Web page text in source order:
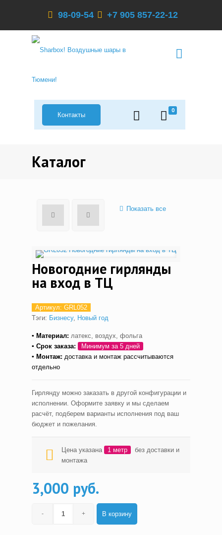
98-09-54 +7 905 857-22-12
0
Контакты
Каталог
Показать все
Новогодние гирлянды
на вход в ТЦ
Артикул: GRL052
Тэги: Бизнесу, Новый год
▪ Материал: латекс, воздух, фольга
▪ Срок заказа:
Минимум за 5 дней
▪ Монтаж: доставка и монтаж рассчитываются
отдельно
Гирлянду можно заказать в другой конфигурации и
исполнении. Оформите заявку и мы сделаем
расчёт, подберем варианты исполнения под ваш
бюджет и пожелания.
Цена указана 1 метр
без доставки и
монтажа
3,000 руб.
В корзину